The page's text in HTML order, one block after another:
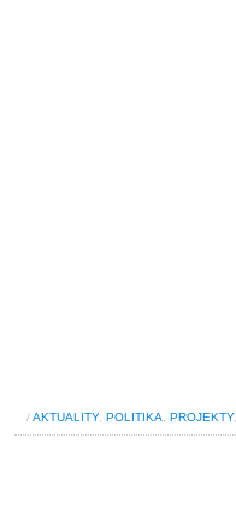
/AKTUALITY, POLITIKA PROJEKTY,